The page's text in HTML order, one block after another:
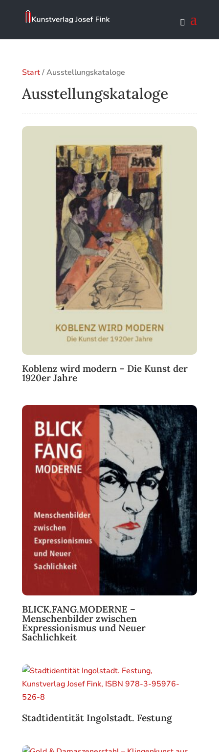
Start/ Ausstellungskataloge
Ausstellungskataloge
Koblenz wird modern – Die Kunst der
1920er Jahre
BLICK.FANG.MODERNE –
Menschenbilder zwischen
Expressionismus und Neuer
Sachlichkeit
Stadtidentität Ingolstadt. Festung